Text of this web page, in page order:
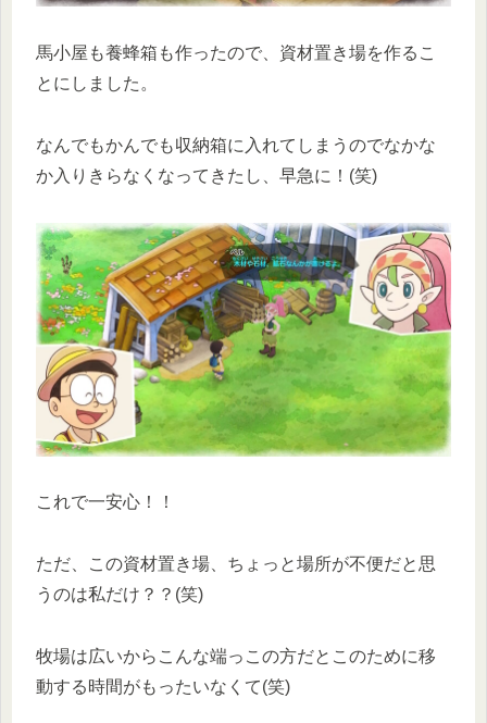
馬小屋も養蜂箱も作ったので、資材置き場を作るこ
とにしました。
なんでもかんでも収納箱に入れてしまうのでなかな
か入りきらなくなってきたし、早急に！(笑)
これで一安心！！
ただ、この資材置き場、ちょっと場所が不便だと思
うのは私だけ？？(笑)
牧場は広いからこんな端っこの方だとこのために移
動する時間がもったいなくて(笑)